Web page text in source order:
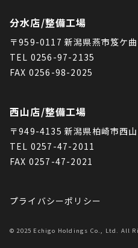
分水店/整備工場
〒959-0117 新潟県燕市笈ケ
TEL 0256-97-2135
FAX 0256-98-2025
西山店/整備工場
〒949-4135 新潟県柏崎市西
TEL 0257-47-2011
FAX 0257-47-2021
プライバシーポリシー
© 2025 Echigo Holdings Co., Ltd. All